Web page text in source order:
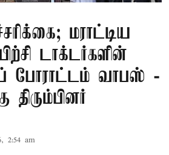
மராட்டிய
டாக்டர்களின்
போராட்டம் வாபஸ் -
2:54 am